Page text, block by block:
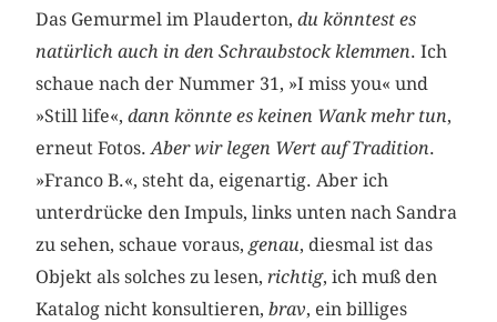
Das Gemurmel im Plauderton,du könntest es
natürlich auch in den Schraubstock klemmen. Ich
schaue nach der Nummer 31, »I miss you« und
»Still life«,dann könnte es keinen Wank mehr tun,
erneut Fotos.Aber wir legen Wert auf Tradition.
»Franco B.«, steht da, eigenartig. Aber ich
unterdrücke den Impuls, links unten nach Sandra
zu sehen, schaue voraus, genau, diesmal ist das
Objekt als solches zu lesen,richtig, ich muß den
Katalog nicht konsultieren,brav, ein billiges